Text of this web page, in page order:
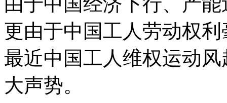
更由于中国工人劳动权
最近中国工人维权运动
大声势。